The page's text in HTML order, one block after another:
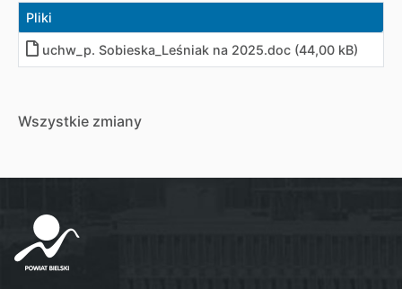
Pliki
uchw_p. Sobieska_Leśniak na 2025.doc (44,00 kB)
Wszystkie zmiany